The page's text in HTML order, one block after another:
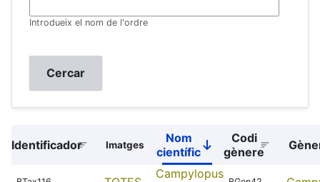
Introdueix el nom de l'ordre
Identificador Imatges
Nom
científic Sort
descending
Codi
gènere
Campylopus